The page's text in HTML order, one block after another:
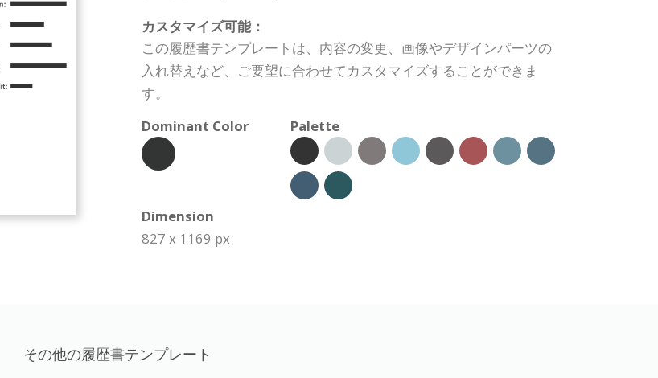
カスタマイズ可能：
この履歴書テンプレートは、内容の変更、画像やデザインパーツの
入れ替えなど、ご要望に合わせてカスタマイズすることができま
す。
Dominant Color
Palette
Dimension
827 x 1169 px
その他の履歴書テンプレート